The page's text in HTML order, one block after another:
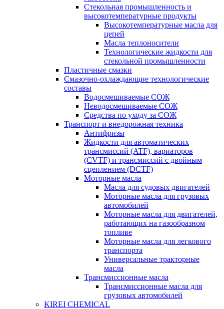
Стекольная промышленность и
высокотемпературные продукты
Высокотемпературные масла для
цепей
Масла теплоносители
Технологические жидкости для
стекольной промышленности
Пластичные смазки
Смазочно-охлаждающие технологические
составы
Водосмешиваемые СОЖ
Неводосмешиваемые СОЖ
Средства по уходу за СОЖ
Транспорт и внедорожная техника
Антифризы
Жидкости для автоматических
трансмиссий (ATF), вариаторов
(CVTF) и трансмиссий с двойным
сцеплением (DCTF)
Моторные масла
Масла для судовых двигателей
Моторные масла для грузовых
автомобилей
Моторные масла для двигателей,
работающих на газообразном
топливе
Моторные масла для легкового
транспорта
Универсальные тракторные
масла
Трансмиссионные масла
Трансмиссионные масла для
грузовых автомобилей
KIREI CHEMICAL